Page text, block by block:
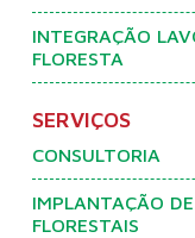
INTEGRAÇÃO
FLORESTA
SERVIÇOS
CONSULTORIA
IMPLANTAÇÃO
FLORESTAIS